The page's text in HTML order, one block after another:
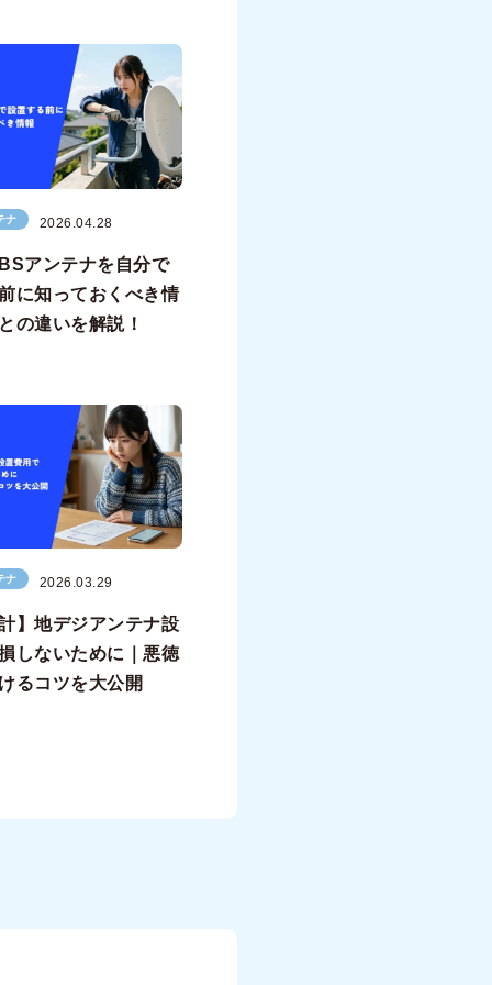
ナ 2026.04.28
アンテナを自分で
に知っておくべき情
の違いを解説！
ナ 2026.03.29
】地デジアンテナ設
しないために｜悪徳
るコツを大公開